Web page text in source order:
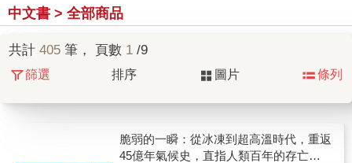
中文書 > 全部商品
共計 405 筆， 頁數 1 /9
篩選 排序 圖片 條列
脆弱的一瞬：從冰凍到超高溫時代，重返
45億年氣候史，直指人類百年的存亡危